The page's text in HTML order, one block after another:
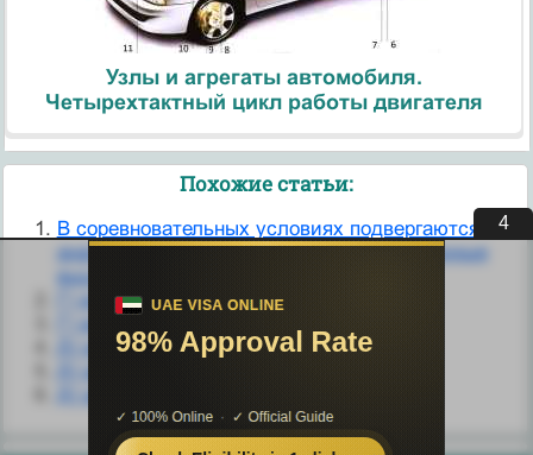
Узлы и агрегаты автомобиля.
Четырехтактный цикл работы двигателя
Похожие статьи:
В соревновательных условиях подвергаются
анализу на исследование все перечисленные
выше классы веществ и методы.
Г) все перечисленные
Г) все перечисленные
Д) во все перечисленные периоды
Д) все перечисленные
Д) все перечисленные
3